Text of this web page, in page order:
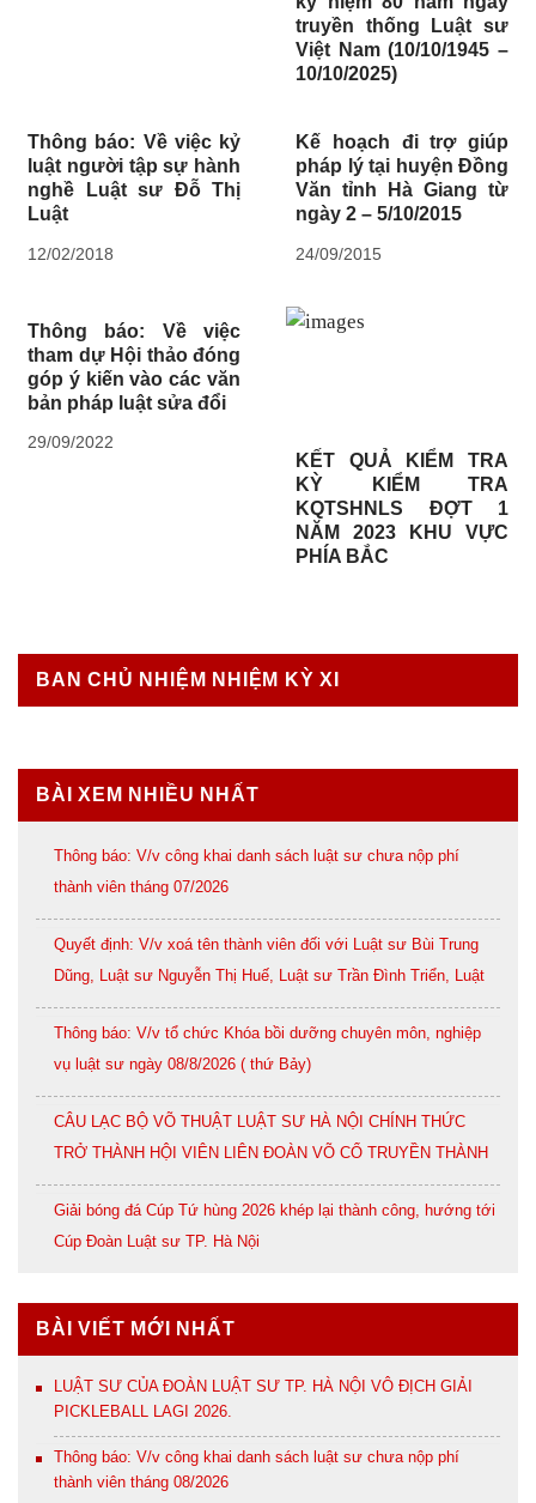
truyền thống Luật sư
Việt Nam (10/10/1945 –
10/10/2025)
Thông báo: Về việc kỷ
luật người tập sự hành
nghề Luật sư Đỗ Thị
Luật
12/02/2018
Kế hoạch đi trợ giúp
pháp lý tại huyện Đồng
Văn tỉnh Hà Giang từ
ngày 2 – 5/10/2015
24/09/2015
Thông báo: Về việc
tham dự Hội thảo đóng
góp ý kiến vào các văn
bản pháp luật sửa đổi
29/09/2022
KẾT QUẢ KIỂM TRA
KỲ KIỂM TRA
KQTSHNLS ĐỢT 1
NĂM 2023 KHU VỰC
PHÍA BẮC
BAN CHỦ NHIỆM NHIỆM KỲ XI
BÀI XEM NHIỀU NHẤT
Thông báo: V/v công khai danh sách luật sư chưa nộp phí
thành viên tháng 07/2026
Quyết định: V/v xoá tên thành viên đối với Luật sư Bùi Trung
Dũng, Luật sư Nguyễn Thị Huế, Luật sư Trần Đình Triển, Luật
sư Lê Thị Oanh
Thông báo: V/v tổ chức Khóa bồi dưỡng chuyên môn, nghiệp
vụ luật sư ngày 08/8/2026 ( thứ Bảy)
CÂU LẠC BỘ VÕ THUẬT LUẬT SƯ HÀ NỘI CHÍNH THỨC
TRỞ THÀNH HỘI VIÊN LIÊN ĐOÀN VÕ CỔ TRUYỀN THÀNH
PHỐ HÀ NỘI
Giải bóng đá Cúp Tứ hùng 2026 khép lại thành công, hướng tới
Cúp Đoàn Luật sư TP. Hà Nội
BÀI VIẾT MỚI NHẤT
LUẬT SƯ CỦA ĐOÀN LUẬT SƯ TP. HÀ NỘI VÔ ĐỊCH GIẢI
PICKLEBALL LAGI 2026.
Thông báo: V/v công khai danh sách luật sư chưa nộp phí
thành viên tháng 08/2026